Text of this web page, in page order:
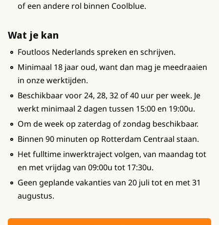
of een andere rol binnen Coolblue.
Wat je kan
Foutloos Nederlands spreken en schrijven.
Minimaal 18 jaar oud, want dan mag je meedraaien
in onze werktijden.
Beschikbaar voor 24, 28, 32 of 40 uur per week. Je
werkt minimaal 2 dagen tussen 15:00 en 19:00u.
Om de week op zaterdag of zondag beschikbaar.
Binnen 90 minuten op Rotterdam Centraal staan.
Het fulltime inwerktraject volgen, van maandag tot
en met vrijdag van 09:00u tot 17:30u.
Geen geplande vakanties van 20 juli tot en met 31
augustus.